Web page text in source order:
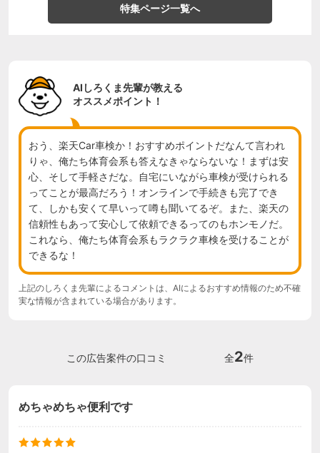
特集ページ一覧へ
AIしろくま先輩が教える
オススメポイント！
おう、楽天Car車検か！おすすめポイントだなんて言われ
りゃ、俺たち体育会系も答えなきゃならないな！まずは安
心、そして手軽さだな。自宅にいながら車検が受けられる
ってことが最高だろう！オンラインで手続きも完了でき
て、しかも安くて早いって噂も聞いてるぞ。また、楽天の
信頼性もあって安心して依頼できるってのもホンモノだ。
これなら、俺たち体育会系もラクラク車検を受けることが
できるな！
上記のしろくま先輩によるコメントは、AIによるおすすめ情報のため不確
実な情報が含まれている場合があります。
この広告案件の口コミ 全2件
めちゃめちゃ便利です